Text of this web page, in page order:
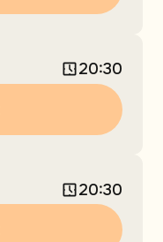
20:30
20:30